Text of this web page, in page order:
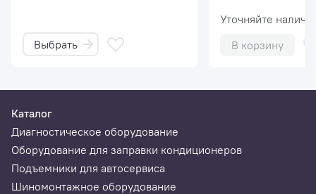
Выбрать
Уточняйте
В корзину
Каталог
Диагностическое оборудование
Оборудование для заправки кондиционеров
Подъемники для автосервиса
Шиномонтажное оборудование